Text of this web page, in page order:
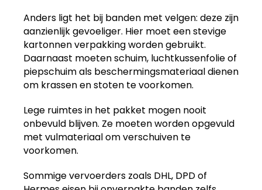
Anders ligt het bij banden met velgen: deze zijn
aanzienlijk gevoeliger. Hier moet een stevige
kartonnen verpakking worden gebruikt.
Daarnaast moeten schuim, luchtkussenfolie of
piepschuim als beschermingsmateriaal dienen
om krassen en stoten te voorkomen.
Lege ruimtes in het pakket mogen nooit
onbevuld blijven. Ze moeten worden opgevuld
met vulmateriaal om verschuiven te
voorkomen.
Sommige vervoerders zoals DHL, DPD of